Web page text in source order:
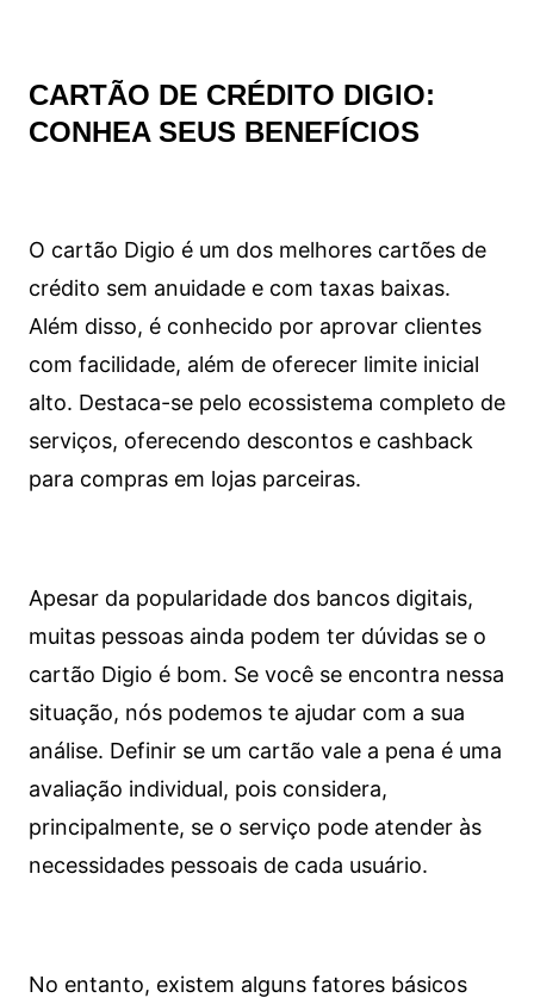
CARTÃO DE CRÉDITO DIGIO:
CONHEA SEUS BENEFÍCIOS
O cartão Digio é um dos melhores cartões de
crédito sem anuidade e com taxas baixas.
Além disso, é conhecido por aprovar clientes
com facilidade, além de oferecer limite inicial
alto. Destaca-se pelo ecossistema completo de
serviços, oferecendo descontos e cashback
para compras em lojas parceiras.
Apesar da popularidade dos bancos digitais,
muitas pessoas ainda podem ter dúvidas se o
cartão Digio é bom. Se você se encontra nessa
situação, nós podemos te ajudar com a sua
análise. Definir se um cartão vale a pena é uma
avaliação individual, pois considera,
principalmente, se o serviço pode atender às
necessidades pessoais de cada usuário.
No entanto, existem alguns fatores básicos